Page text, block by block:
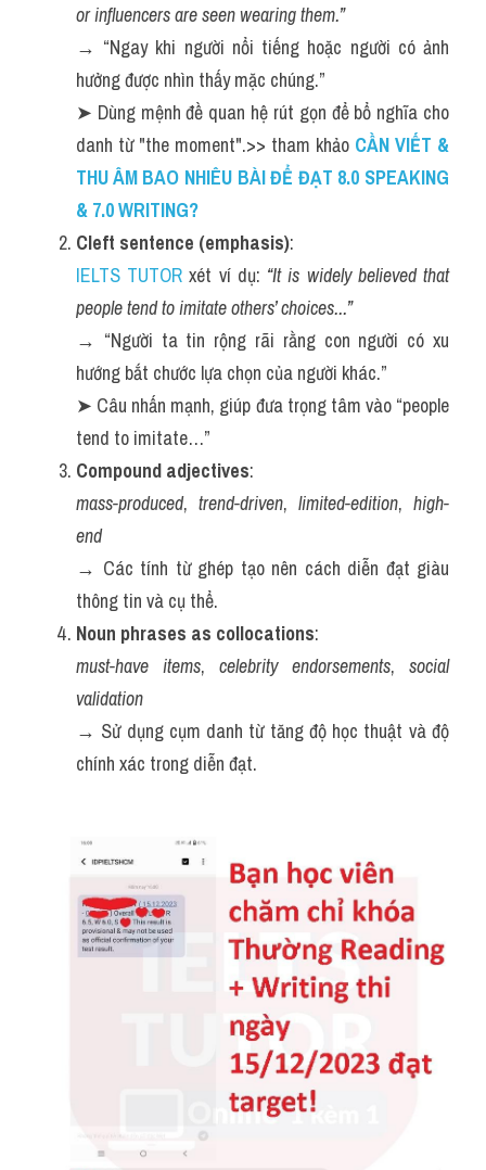
or influencers are seen wearing them.”
→ “Ngay khi người nổi tiếng hoặc người có ảnh
hưởng được nhìn thấy mặc chúng.”
➤ Dùng mệnh đề quan hệ rút gọn để bổ nghĩa cho
danh từ "the moment".>> tham khảo CẦN VIẾT &
THU ÂM BAO NHIÊU BÀI ĐỂ ĐẠT 8.0 SPEAKING
& 7.0 WRITING?
Cleft sentence (emphasis):
IELTS TUTOR xét ví dụ: “It is widely believed that
people tend to imitate others’ choices...”
→ “Người ta tin rộng rãi rằng con người có xu
hướng bắt chước lựa chọn của người khác.”
➤ Câu nhấn mạnh, giúp đưa trọng tâm vào “people
tend to imitate…”
Compound adjectives:
mass-produced, trend-driven, limited-edition, high-
end
→ Các tính từ ghép tạo nên cách diễn đạt giàu
thông tin và cụ thể.
Noun phrases as collocations:
must-have items, celebrity endorsements, social
validation
→ Sử dụng cụm danh từ tăng độ học thuật và độ
chính xác trong diễn đạt.